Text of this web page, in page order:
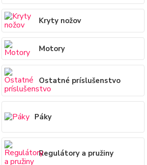
Kryty nožov
Motory
Ostatné príslušenstvo
Páky
Regulátory a pružiny